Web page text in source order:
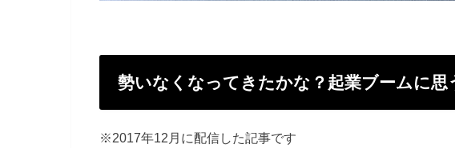
勢いなくなってきたかな？起業ブームに思
※2017年12月に配信した記事です